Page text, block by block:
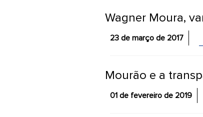
Wagner Moura,
23 de março de 2017
Mourão e a
01 de fevereiro de 2019